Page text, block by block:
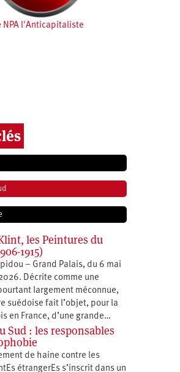
NPA l'Anticapitaliste
les Peintures du
1915)
– Grand Palais, du 6 mai
Décrite comme une
largement méconnue,
suédoise fait l’objet, pour la
en France, d’une grande…
Sud : les responsables
de haine contre les
étrangerEs s’inscrit dans un